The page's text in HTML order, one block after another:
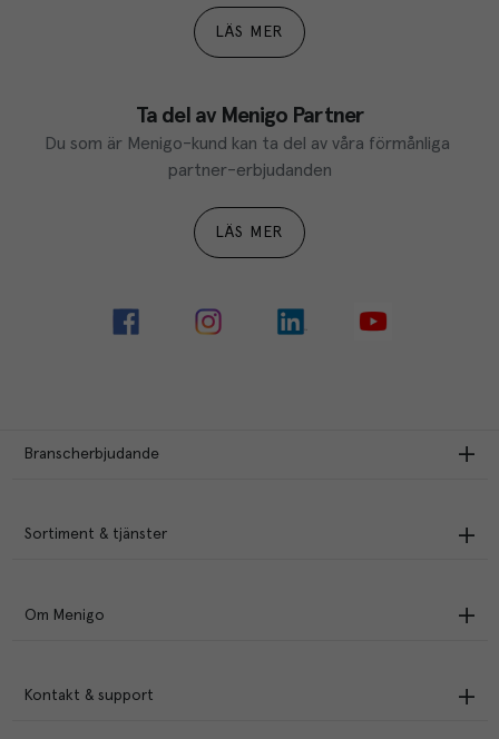
LÄS MER
Ta del av Menigo Partner
Du som är Menigo-kund kan ta del av våra förmånliga
partner-erbjudanden
LÄS MER
Branscherbjudande
Sortiment & tjänster
Om Menigo
Kontakt & support